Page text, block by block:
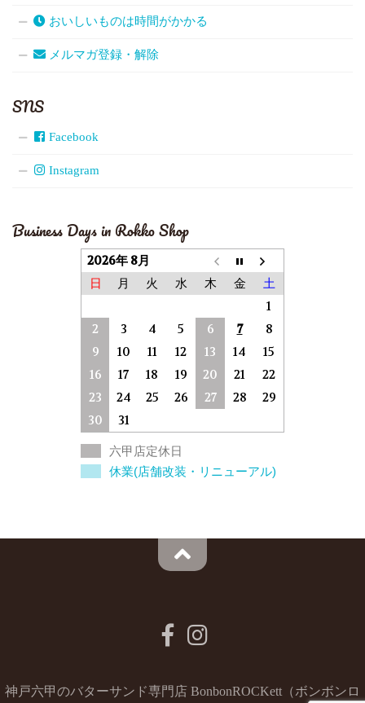
おいしいものは時間がかかる
メルマガ登録・解除
SNS
Facebook
Instagram
Business Days in Rokko Shop
2026年 8月
日 月 火 水 木 金 土
1
2
3 4 5 6 7
8
9
10 11 12 13 14
15
16
17 18 19 20 21
22
23
24 25 26 27 28
29
30
31
六甲店定休日
休業(店舗改装・リニューアル)
神戸六甲のバターサンド専門店 BonbonROCKett（ボンボンロ